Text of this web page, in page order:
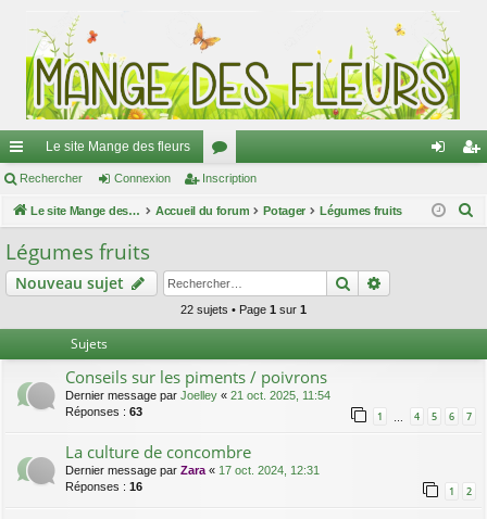
ac
co
ur
ci
Le site Mange des fleurs
or
u
s
ne cri
Rechercher Connexion Inscription
Le site Mange des fleurs Accueil du forum Potager Légumes fruits
r
Légumes fruits
Nouveau sujet Rechercher
22 sujets • Page 1 sur 1
Sujets
Conseils sur les piments / poivrons
Dernier message par Joelley « 21 oct. 2025, 11:54
Réponses : 63 1 … 4 5 6 7
La culture de concombre
Dernier message par Zara « 17 oct. 2024, 12:31
Réponses : 16 1 2